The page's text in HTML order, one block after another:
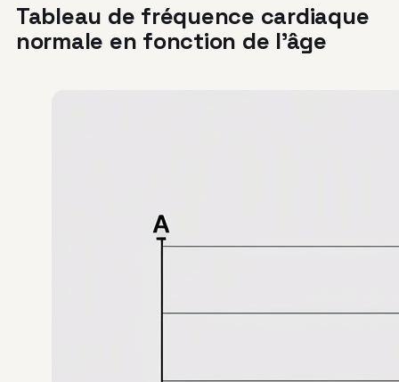
Tableau de fréquence cardiaque
normale en fonction de l’âge